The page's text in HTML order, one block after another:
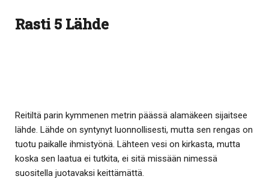
Rasti 5 Lähde
Reitiltä parin kymmenen metrin päässä alamäkeen sijaitsee
lähde. Lähde on syntynyt luonnollisesti, mutta sen rengas on
tuotu paikalle ihmistyönä. Lähteen vesi on kirkasta, mutta
koska sen laatua ei tutkita, ei sitä missään nimessä
suositella juotavaksi keittämättä.